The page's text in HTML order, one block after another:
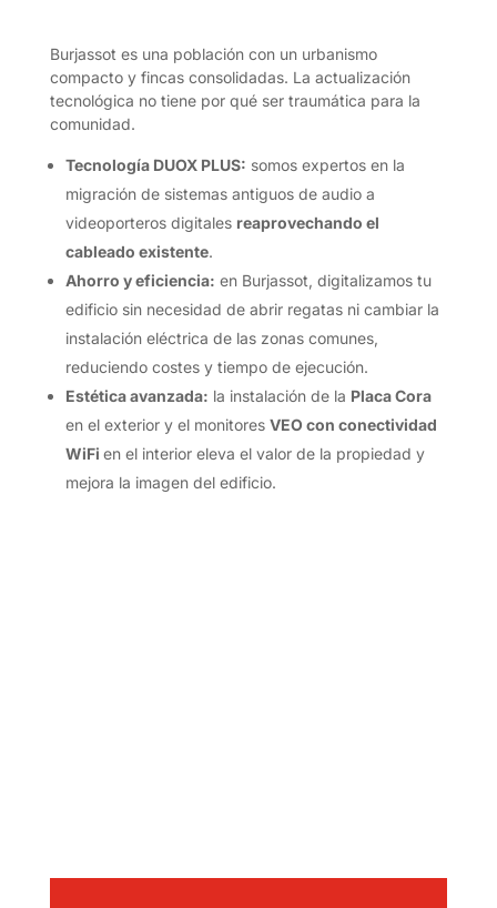
Burjassot es una población con un urbanismo
compacto y fincas consolidadas. La actualización
tecnológica no tiene por qué ser traumática para la
comunidad.
Tecnología DUOX PLUS: somos expertos en la
migración de sistemas antiguos de audio a
videoporteros digitales reaprovechando el
cableado existente.
Ahorro y eficiencia: en Burjassot, digitalizamos tu
edificio sin necesidad de abrir regatas ni cambiar la
instalación eléctrica de las zonas comunes,
reduciendo costes y tiempo de ejecución.
Estética avanzada: la instalación de la Placa Cora
en el exterior y el monitores VEO con conectividad
WiFi en el interior eleva el valor de la propiedad y
mejora la imagen del edificio.